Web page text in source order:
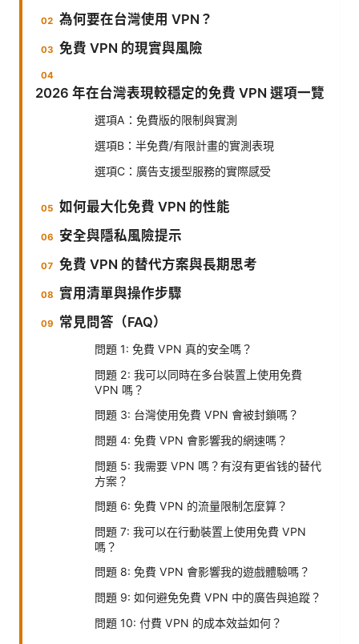
為何要在台灣使用 VPN？
免費 VPN 的現實與風險
2026 年在台灣表現較穩定的免費 VPN 選項一覽
選項A：免費版的限制與實測
選項B：半免費/有限計畫的實測表現
選項C：廣告支援型服務的實際感受
如何最大化免費 VPN 的性能
安全與隱私風險提示
免費 VPN 的替代方案與長期思考
實用清單與操作步驟
常見問答（FAQ）
問題 1: 免費 VPN 真的安全嗎？
問題 2: 我可以同時在多台裝置上使用免費
VPN 嗎？
問題 3: 台灣使用免費 VPN 會被封鎖嗎？
問題 4: 免費 VPN 會影響我的網速嗎？
問題 5: 我需要 VPN 嗎？有沒有更省钱的替代
方案？
問題 6: 免費 VPN 的流量限制怎麼算？
問題 7: 我可以在行動裝置上使用免費 VPN
嗎？
問題 8: 免費 VPN 會影響我的遊戲體驗嗎？
問題 9: 如何避免免費 VPN 中的廣告與追蹤？
問題 10: 付費 VPN 的成本效益如何？